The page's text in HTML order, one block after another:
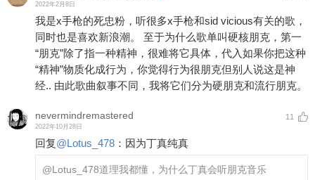
2022年2月8日
我是x手枪的死忠粉，听很多x手枪和sid vicious有关的歌，
同时也是喜欢新浪潮。 至于为什么歌单叫硬核朋克，第一
“朋克”除了指一种精神，很难将它具体，代入如果你把这种
“精神”物质化成行为，你觉得行为很朋克但别人说这是神
经.. 由此歌曲叙事不同，我将它们分为硬朋克和流行朋克。
nevermindremastered
2022年10月28日
11
回复@Lotus_478 ： 因为丁真纯真
@Lotus_478道理我都懂，为什么丁真会听朋克音乐